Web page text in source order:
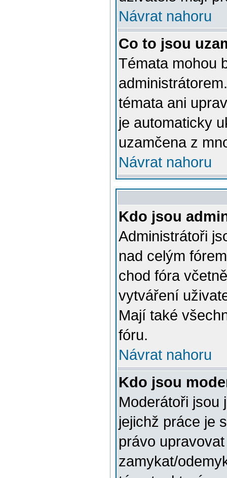
Návrat nahoru
Co to jsou
Témata mohou
témata ani
je automaticky
uzamčena z
Návrat nahoru
Kdo jsou
Administrátoři
nad celým
chod fóra
vytváření
Mají také
fóru.
Návrat nahoru
Kdo jsou
Moderátoři jsou
jejichž práce je
právo
zamykat/